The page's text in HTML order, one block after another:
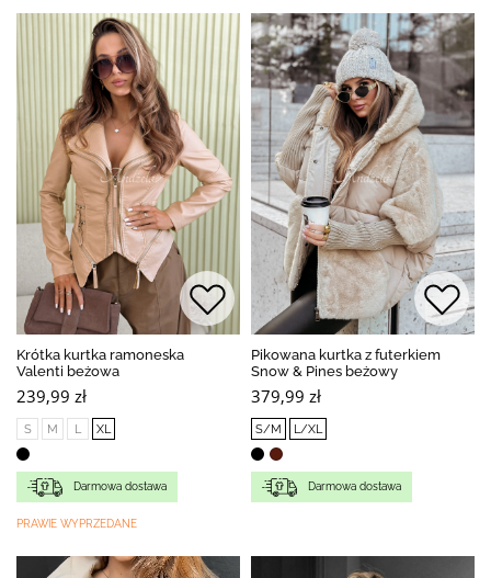
Krótka kurtka ramoneska
Valenti beżowa
239,99 zł
S M L XL
Darmowa dostawa
PRAWIE WYPRZEDANE
Pikowana kurtka z futerkiem
Snow & Pines beżowy
379,99 zł
S/M L/XL
Darmowa dostawa